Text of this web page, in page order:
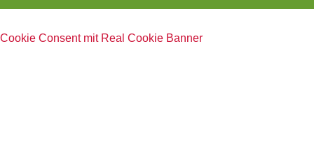
Cookie Consent mit Real Cookie Banner